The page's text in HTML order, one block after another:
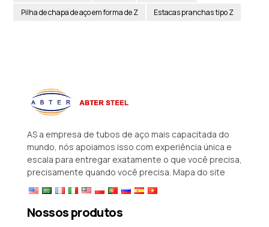
Pilha de chapa de aço em forma de Z
Estacas pranchas tipo Z
AS a empresa de tubos de aço mais capacitada do
mundo, nós apoiamos isso com experiência única e
escala para entregar exatamente o que você precisa,
precisamente quando você precisa. Mapa do site
Nossos produtos